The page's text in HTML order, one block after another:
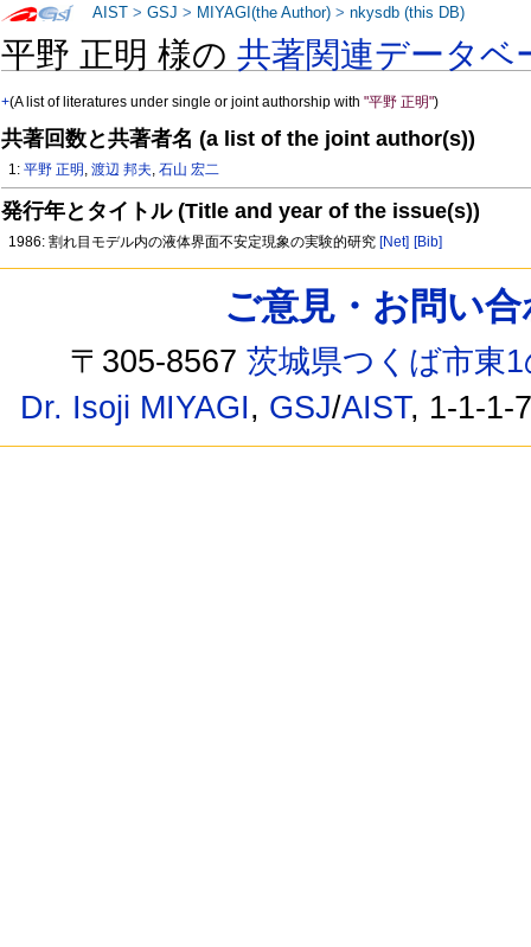
平野 正明 様の共著関連データベ
+(A list of literatures under single or joint authorship with"平野 正明")
共著回数と共著者名 (a list of the joint author(s))
1:平野 正明 ,渡辺 邦夫,石山 宏二
発行年とタイトル (Title and year of the issue(s))
1986: 割れ目モデル内の液体界面不安定現象の実験的研究 [Net] [Bib]
AIST >GSJ > MIYAGI(the Author) >nkysdb (this DB)
ご意見・お問い
〒305-8567茨城県つくば市東
Dr. Isoji MIYAGI, GSJ/AIST, 1-1-1-